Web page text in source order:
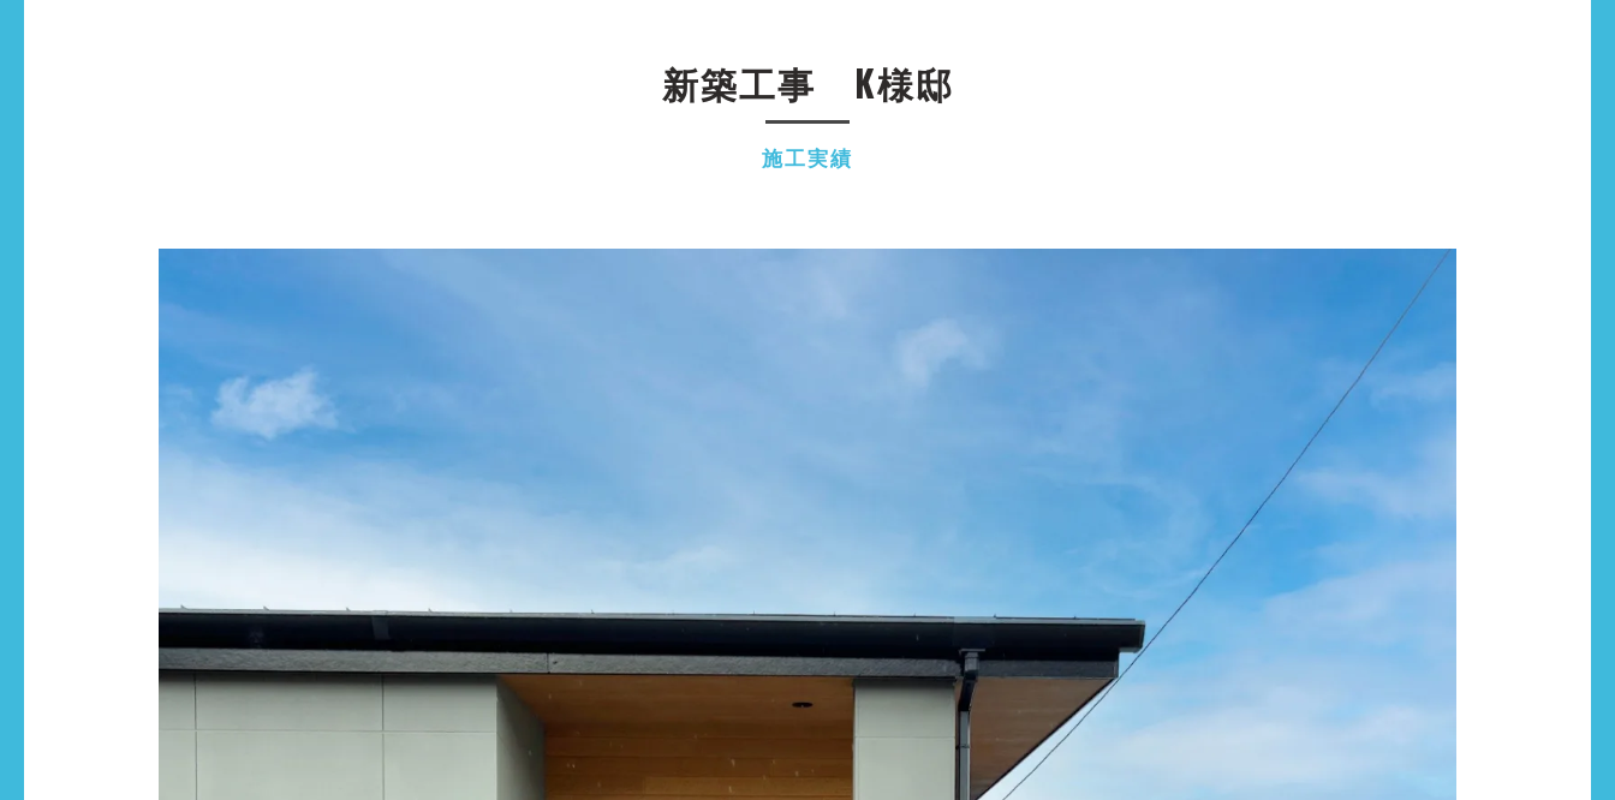
施工実績
新築工事 K様邸